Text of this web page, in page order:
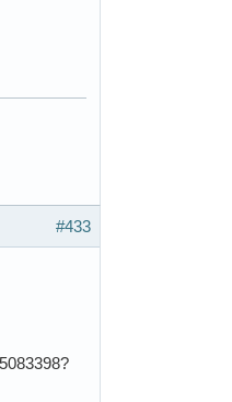
#433